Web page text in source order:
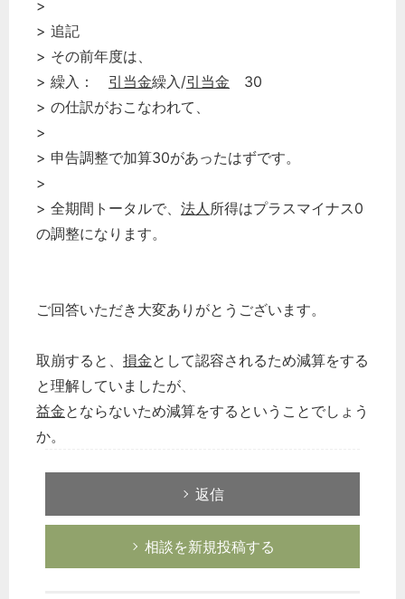
>
> 追記
> その前年度は、
> 繰入： 引当金繰入/引当金 30
> の仕訳がおこなわれて、
>
> 申告調整で加算30があったはずです。
>
> 全期間トータルで、 法人所得はプラスマイナス0
の調整になります。
ご回答いただき大変ありがとうございます。
取崩すると、 損金として認容されるため減算をする
と理解していましたが、
益金とならないため減算をするということでしょう
か。
返信
相談を新規投稿する